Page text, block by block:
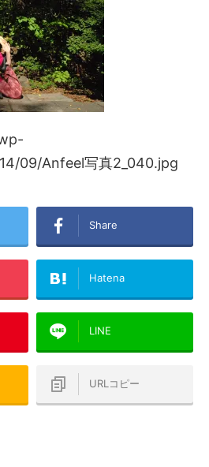
09/Anfeel写真2_040.jpg
Share
Hatena
LINE
URLコピー